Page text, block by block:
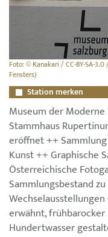
Foto: © Kanakari / CC-BY-SA-
Fensters)
Station merken
Museum der Moderne
Stammhaus
eröffnet ++
Kunst ++ Graphische
Österreichische
Sammlungsbestand
Wechselausstellungen
erwähnt, frühbarocker
Hundertwasser